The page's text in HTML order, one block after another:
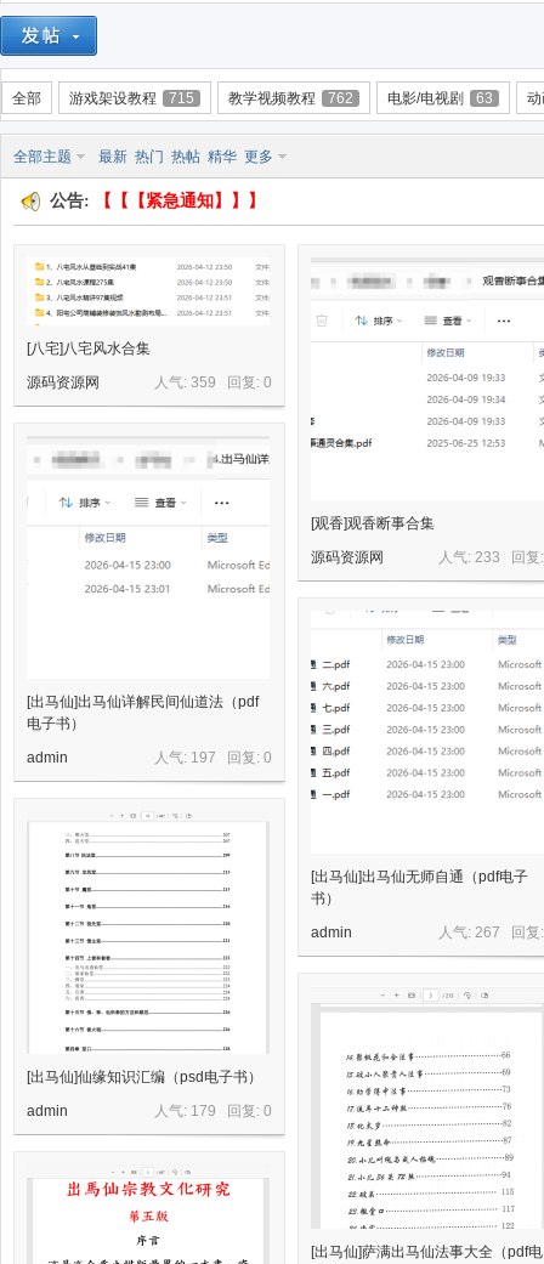
依 »
全部 游戏架设教程 715 教学视频教程 762 电影/电视剧 63
全部主题 最新 热门 热帖 精华 更多
公告: 【【【紧急通知】】】
[八宅]八宅风水合集
人气: 359 回复: 0
源码资源网
[观香]观香断事合集
人气: 233 回
源码资源网
[出马仙]出马仙详解民间仙道法（pdf
电子书）
人气: 197 回复: 0
admin
[出马仙]出马仙无师自通（pdf电子
书）
人气: 267 回
admin
[出马仙]仙缘知识汇编（psd电子书）
人气: 179 回复: 0
admin
[出马仙]萨满出马仙法事大全（pdf电